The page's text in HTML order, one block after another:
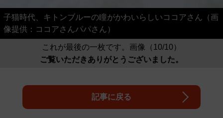
子猫時代、キトンブルーの瞳がかわいらしいココアさん（画
像提供：ココアさんパパさん）
これが最後の一枚です。画像（10/10）
ご覧いただきありがとうございました。
記事に戻る